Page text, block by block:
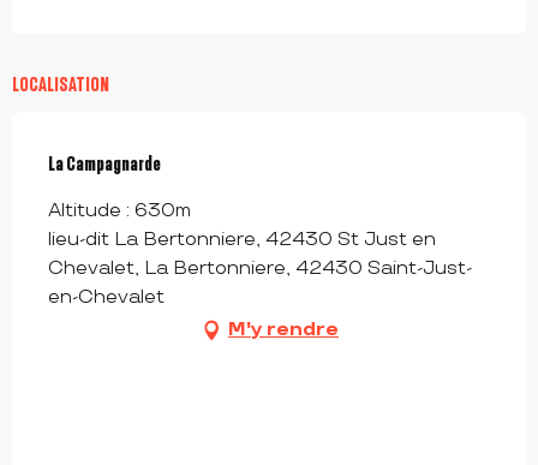
LOCALISATION
La Campagnarde
Altitude : 630m
lieu-dit La Bertonniere, 42430 St Just en
Chevalet, La Bertonniere, 42430 Saint-Just-
en-Chevalet
M'y rendre